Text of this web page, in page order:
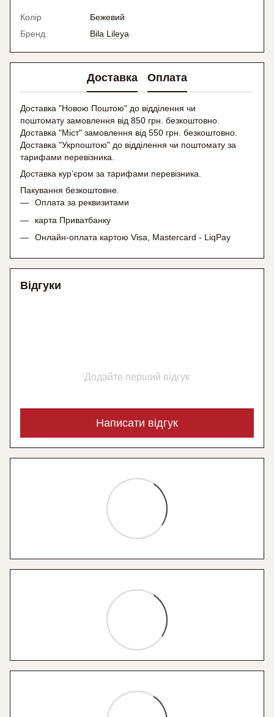
Колір
Бежевий
Бренд
Bila Lileya
Доставка Оплата
Доставка "Новою Поштою" до відділення чи
поштомату замовлення від 850 грн. безкоштовно.
Доставка "Міст" замовлення від 550 грн. безкоштовно.
Доставка "Укрпоштою" до відділення чи поштомату за
тарифами перевізника.
Доставка кур’єром за тарифами перевізника.
Пакування безкоштовне.
Оплата за реквизитами
карта Приватбанку
Онлайн-оплата картою Visa, Mastercard - LiqPay
Відгуки
Додайте перший відгук
Написати відгук